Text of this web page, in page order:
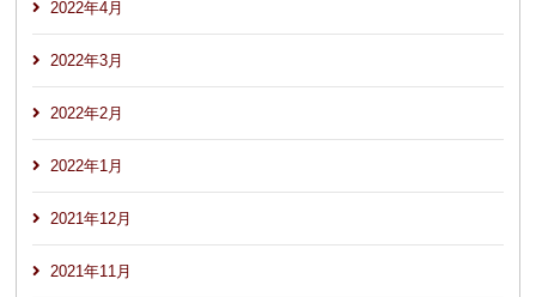
2022年4月
2022年3月
2022年2月
2022年1月
2021年12月
2021年11月